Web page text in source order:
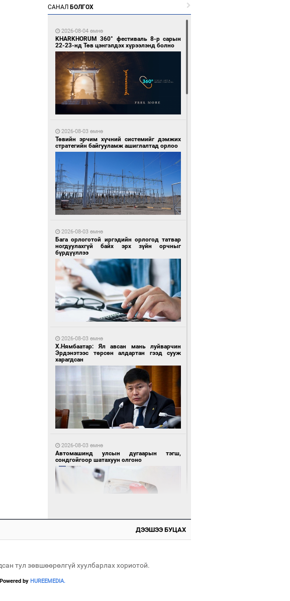
1 өдрийн өмнө өмнө
1 өдрийн өмнө өмнө
1 өдрийн өмнө өмнө
Ирландын алдарт Boyzone хамтлагийн
1 өдрийн өмнө өмнө
Нарны эрчим хүчээр гэрэлтдэг үйлдвэр
1 өдрийн өмнө өмнө
Монгол Улсын волейболын шигшээ баг
өнөөдөр Хятадын эсрэг тоглоно
дугаартай автомашинтай иргэдэд шатахуун
САНАЛ БОЛГОХ
2026-08-04 өмнө
KHARKHORUM 360° фестиваль 8-р сарын
22-23-нд Төв цэнгэлдэх хүрээлэнд болно
2026-08-03 өмнө
Төвийн эрчим хүчний системийг дэмжих
стратегийн байгууламж ашиглалтад орлоо
2026-08-03 өмнө
Бага орлоготой иргэдийн орлогод татвар
ногдуулахгүй байх эрх зүйн орчныг
бүрдүүллээ
2026-08-03 өмнө
Х.Нямбаатар: Ял авсан мань луйварчин
Эрдэнэтээс төрсөн алдартан гээд сууж
харагдсан
2026-08-03 өмнө
Автомашинд улсын дугаарын тэгш,
сондгойгоор шатахуун олгоно
ДЭЭШЭЭ БУЦАХ
тул зөвшөөрөлгүй хуулбарлах хориотой.
by HUREEMEDIA.